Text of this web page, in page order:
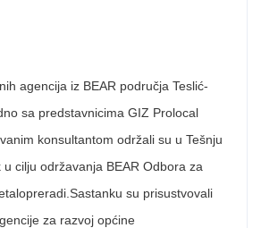
agencija iz BEAR područja Teslić-
sa predstavnicima GIZ Prolocal
konsultantom održali su u Tešnju
cilju održavanja BEAR Odbora za
su prisustvovali
za razvoj općine